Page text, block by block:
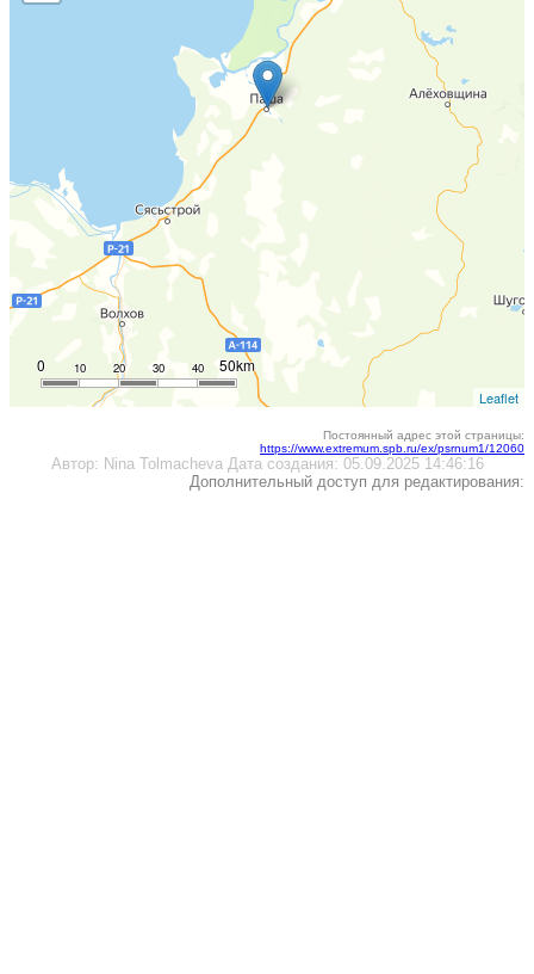
10
0 20 30 40 50km
Leaflet
Постоянный адрес этой страницы:
https://www.extremum.spb.ru/ex/psrnum1/12060
Автор: Nina TolmachevaДата создания: 05.09.2025 14:46:16
Дополнительный доступ для редактирования: